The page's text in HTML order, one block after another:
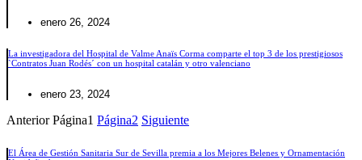
enero 26, 2024
La investigadora del Hospital de Valme Anaïs Corma comparte el top 3 de los prestigiosos
`Contratos Juan Rodés´ con un hospital catalán y otro valenciano
enero 23, 2024
Anterior Página1 Página2 Siguiente
El Área de Gestión Sanitaria Sur de Sevilla premia a los Mejores Belenes y Ornamentación